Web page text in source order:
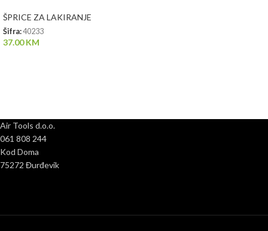
ŠPRICE ZA LAKIRANJE
Šifra:40233
37.00KM
Air Tools d.o.o.
061 808 244
Kod Doma
75272 Đurđevik